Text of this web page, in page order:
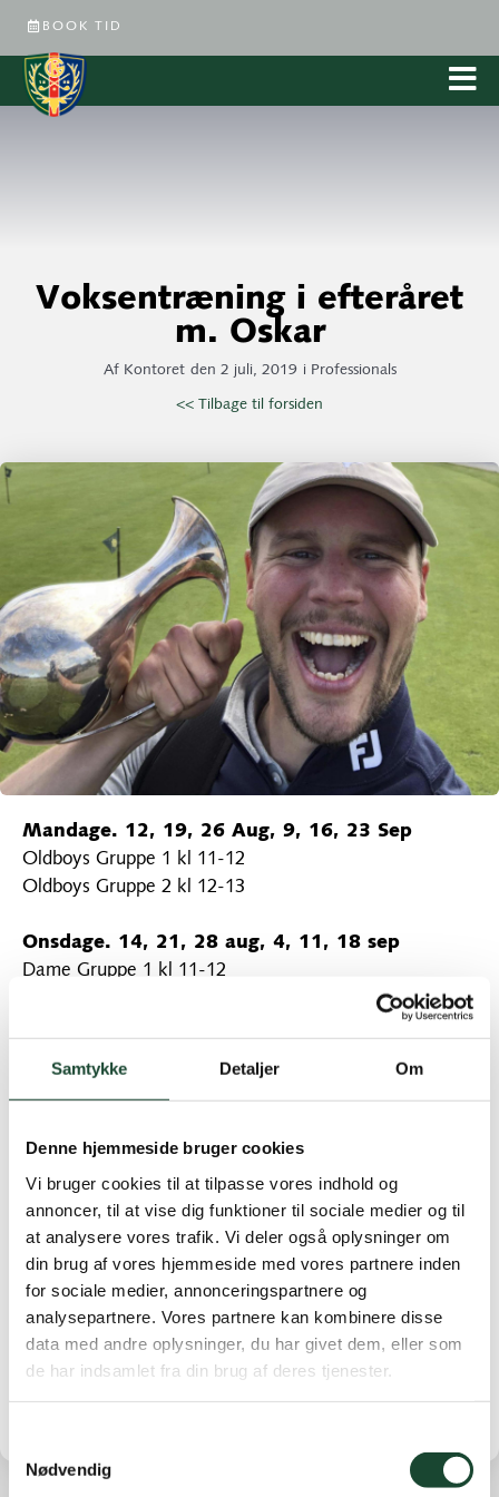
Samtykke Detaljer Om
Denne hjemmeside bruger cookies
Vi bruger cookies til at tilpasse vores indhold og
annoncer, til at vise dig funktioner til sociale medier og til
at analysere vores trafik. Vi deler også oplysninger om
din brug af vores hjemmeside med vores partnere inden
for sociale medier, annonceringspartnere og
analysepartnere. Vores partnere kan kombinere disse
data med andre oplysninger, du har givet dem, eller som
de har indsamlet fra din brug af deres tjenester.
Nødvendig
BOOK TID
Voksentræning i efteråret
m. Oskar
AfKontoret den 2 juli, 2019 i Professionals
<< Tilbage til forsiden
Mandage. 12, 19, 26 Aug, 9, 16, 23 Sep
Oldboys Gruppe 1 kl 11-12
Oldboys Gruppe 2 kl 12-13
Onsdage. 14, 21, 28 aug, 4, 11, 18 sep
Dame Gruppe 1 kl 11-12
Torsdage. 15, 22, 29 Aug, 5, 12, 19 Sep
Dame Gruppe 3 kl 12-13
Lørdage. 10, 24 aug, 7, 14, 28 sep, 5 okt
Mænd under 18hcp kl 13-14
Mænd over 18hcp kl 14-15
Prisen for træningen er650 dkk.
Tilmelding tiloskar@kgkgolf.dk